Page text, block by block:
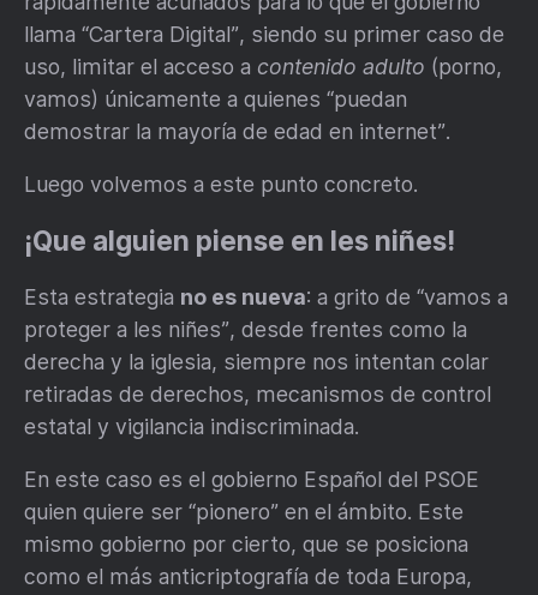
llama “Cartera Digital”, siendo su primer caso de
uso, limitar el acceso a contenido adulto (porno,
vamos) únicamente a quienes “puedan
demostrar la mayoría de edad en internet”.
Luego volvemos a este punto concreto.
¡Que alguien piense en les niñes!
Esta estrategia no es nueva: a grito de “vamos a
proteger a les niñes”, desde frentes como la
derecha y la iglesia, siempre nos intentan colar
retiradas de derechos, mecanismos de control
estatal y vigilancia indiscriminada.
En este caso es el gobierno Español del PSOE
quien quiere ser “pionero” en el ámbito. Este
mismo gobierno por cierto, que se posiciona
como el más anticriptografía de toda Europa,